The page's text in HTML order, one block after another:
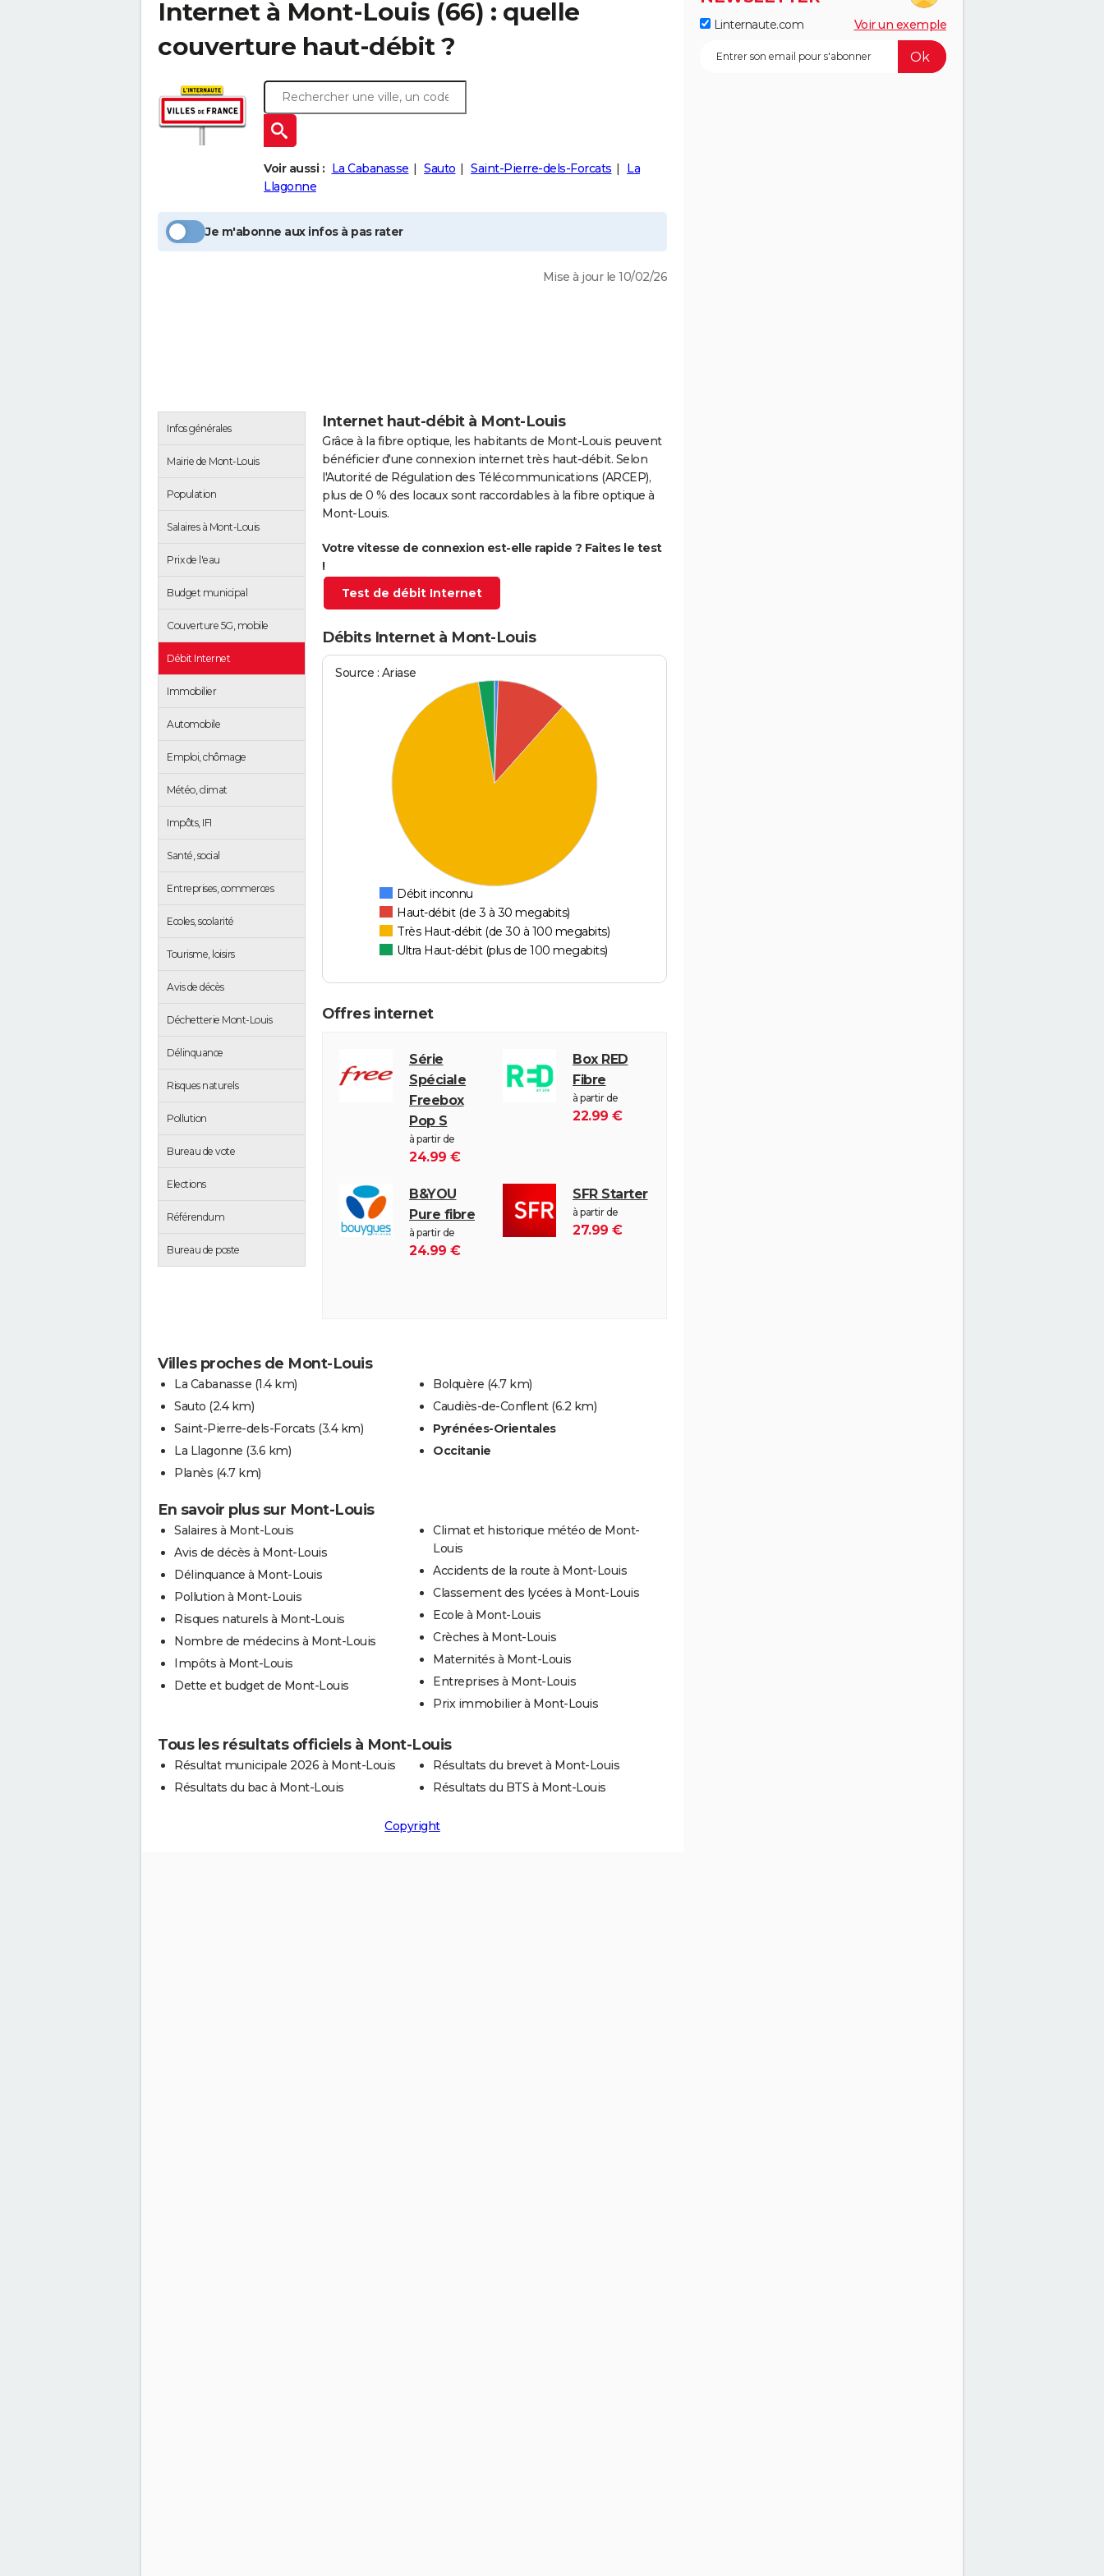
Internet à Mont-Louis (66) : quelle
couverture haut-débit ?
Voir aussi : La Cabanasse Sauto Saint-Pierre-dels-Forcats
La
Llagonne
Je m'abonne aux infos à pas rater
Mise à jour le 10/02/26
Infos générales
Mairie de Mont-Louis
Population
Salaires à Mont-Louis
Prix de l'eau
Budget municipal
Couverture 5G, mobile
Débit Internet
Immobilier
Automobile
Emploi, chômage
Météo, climat
Impôts, IFI
Santé, social
Entreprises, commerces
Ecoles, scolarité
Tourisme, loisirs
Avis de décès
Déchetterie Mont-Louis
Délinquance
Risques naturels
Pollution
Bureau de vote
Elections
Référendum
Bureau de poste
Internet haut-débit à Mont-Louis
Grâce à la fibre optique, les habitants de Mont-Louis peuvent
bénéficier d'une connexion internet très haut-débit. Selon
l'Autorité de Régulation des Télécommunications (ARCEP),
plus de 0 % des locaux sont raccordables à la fibre optique à
Mont-Louis.
Votre vitesse de connexion est-elle rapide ? Faites le test
!
Test de débit Internet
Débits Internet à Mont-Louis
Source : Ariase
Débit inconnu
Haut-débit (de 3 à 30 megabits)
Très Haut-débit (de 30 à 100 megabits)
Ultra Haut-débit (plus de 100 megabits)
Offres internet
Série
Spéciale
Freebox
Pop S
à partir de
24.99 €
Box RED
Fibre
à partir de
22.99 €
B&YOU
Pure fibre
à partir de
24.99 €
SFR Starter
à partir de
27.99 €
Villes proches de Mont-Louis
La Cabanasse (1.4 km)
Sauto (2.4 km)
Saint-Pierre-dels-Forcats (3.4 km)
La Llagonne (3.6 km)
Planès (4.7 km)
Bolquère (4.7 km)
Caudiès-de-Conflent (6.2 km)
Pyrénées-Orientales
Occitanie
En savoir plus sur Mont-Louis
Salaires à Mont-Louis
Avis de décès à Mont-Louis
Délinquance à Mont-Louis
Pollution à Mont-Louis
Risques naturels à Mont-Louis
Nombre de médecins à Mont-Louis
Impôts à Mont-Louis
Dette et budget de Mont-Louis
Climat et historique météo de Mont-
Louis
Accidents de la route à Mont-Louis
Classement des lycées à Mont-Louis
Ecole à Mont-Louis
Crèches à Mont-Louis
Maternités à Mont-Louis
Entreprises à Mont-Louis
Prix immobilier à Mont-Louis
Tous les résultats officiels à Mont-Louis
Résultat municipale 2026 à Mont-Louis
Résultats du bac à Mont-Louis
Résultats du brevet à Mont-Louis
Résultats du BTS à Mont-Louis
Copyright
Linternaute.com Voir un exemple